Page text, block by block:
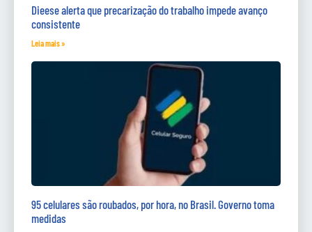
Dieese alerta que precarização do trabalho impede avanço
consistente
Leia mais »
95 celulares são roubados, por hora, no Brasil. Governo toma
medidas